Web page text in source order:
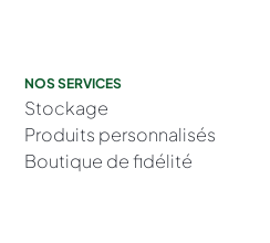
NOS SERVICES
Stockage
Produits personnalisés
Boutique de fidélité